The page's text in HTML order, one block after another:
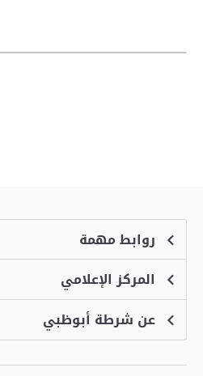
روابط مهمة
الشكاوى
منصة التوظيف الذكية
الاسئلة الشائعة
خدمة أمان
المركز الإعلامي
الأخبارعن شرطة أبوظبي
الرؤية والرسالة والقيم